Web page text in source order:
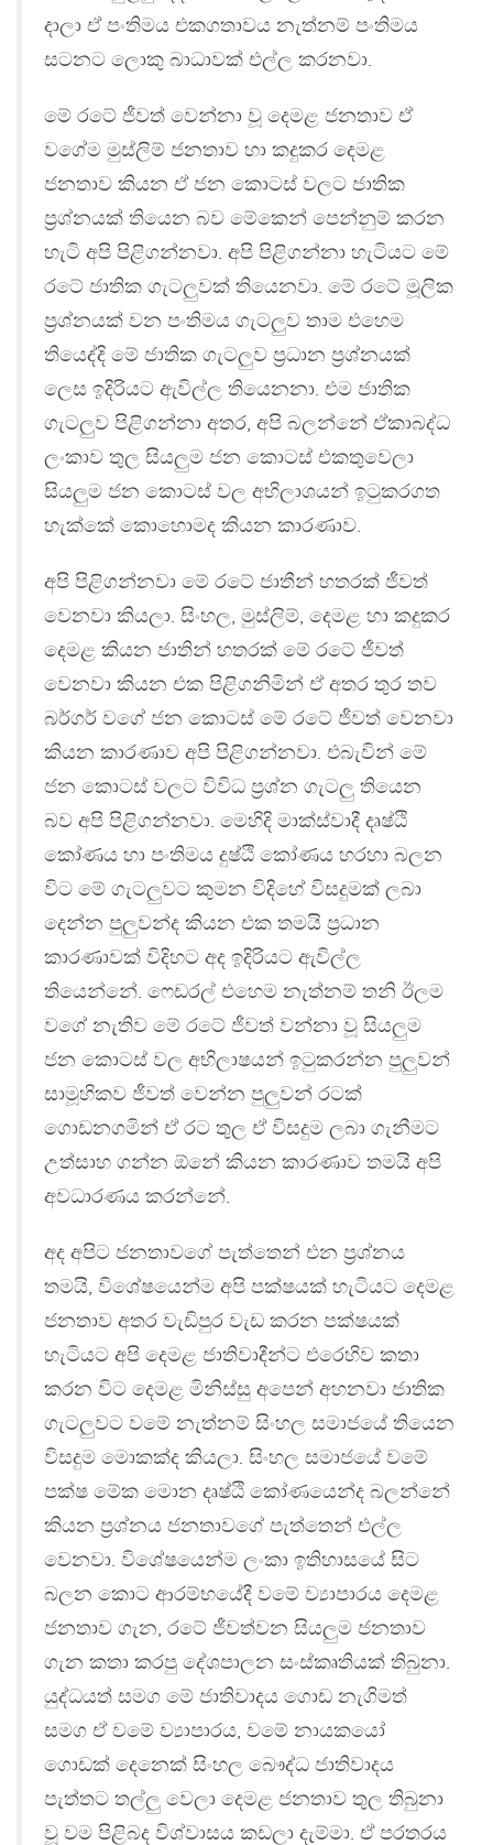
දාලා ඒ පංතිමය එකගතාවය නැත්නම් පංතිමය
සටනට ලොකු බාධාවක් එල්ල කරනවා.
මේ රටේ ජීවත් වෙන්නා වූ දෙමළ ජනතාව ඒ
වගේම මුස්ලිම් ජනතාව හා කදුකර දෙමළ
ජනතාව කියන ඒ ජන කොටස් වලට ජාතික
ප‍්‍රශ්නයක් තියෙන බව මේකෙන් පෙන්නුම් කරන
හැටි අපි පිළිගන්නවා. අපි පිළිගන්නා හැටියට මේ
රටේ ජාතික ගැටලුවක් තියෙනවා. මේ රටේ මූලික
ප‍්‍රශ්නයක් වන පංතිමය ගැටලුව තාම එහෙම
තියෙද්දි මේ ජාතික ගැටලුව ප‍්‍රධාන ප‍්‍රශ්නයක්
ලෙස ඉදිරියට ඇවිල්ල තියෙනනා. එම ජාතික
ගැටලුව පිළිගන්නා අතර, අපි බලන්නේ ඒකාබද්ධ
ලංකාව තුල සියලුම ජන කොටස් එකතුවෙලා
සියලුම ජන කොටස් වල අභිලාශයන් ඉටුකරගත
හැක්කේ කොහොමද කියන කාරණාව.
අපි පිළිගන්නවා මේ රටේ ජාතීන් හතරක් ජීවත්
වෙනවා කියලා. සිංහල, මුස්ලිම්, දෙමළ හා කදුකර
දෙමළ කියන ජාතින් හතරක් මේ රටේ ජීවත්
වෙනවා කියන එක පිළිගනිමින් ඒ අතර තුර තව
බර්ගර් වගේ ජන කොටස් මේ රටේ ජීවත් වෙනවා
කියන කාරණාව අපි පිළිගන්නවා. එබැවින් මේ
ජන කොටස් වලට විවිධ ප‍්‍රශ්න ගැටලු තියෙන
බව අපි පිළිගන්නවා. මෙහිදි මාක්ස්වාදී දෘෂ්ඨි
කෝණය හා පංතිමය දුෂ්ඨි කෝණය හරහා බලන
විට මේ ගැටලුවට කුමන විදිහේ විසදුමක් ලබා
දෙන්න පුලුවන්ද කියන එක තමයි ප‍්‍රධාන
කාරණාවක් විදිහට අද ඉදිරියට ඇවිල්ල
තියෙන්නේ. ෆෙඩරල් එහෙම නැත්නම් තනි ඊලම
වගේ නැතිව මේ රටේ ජීවත් වන්නා වූ සියලුම
ජන කොටස් වල අභිලාෂයන් ඉටුකරන්න පුලුවන්
සාමූහිකව ජීවත් වෙන්න පුලුවන් රටක්
ගොඩනගමින් ඒ රට තුල ඒ විසදුම ලබා ගැනීමට
උත්සාහ ගන්න ඕනේ කියන කාරණාව තමයි අපි
අවධාරණය කරන්නේ.
අද අපිට ජනතාවගේ පැත්තෙන් එන ප‍්‍රශ්නය
තමයි, විශේෂයෙන්ම අපි පක්ෂයක් හැටියට දෙමළ
ජනතාව අතර වැඩිපුර වැඩ කරන පක්ෂයක්
හැටියට අපි දෙමළ ජාතිවාදීන්ට එරෙහිව කතා
කරන විට දෙමළ මිනිස්සු අපෙන් අහනවා ජාතික
ගැටලුවට වමේ නැත්නම් සිංහල සමාජයේ තියෙන
විසදුම මොකක්ද කියලා. සිංහල සමාජයේ වමේ
පක්ෂ මේක මොන දෘෂ්ඨි කෝණයෙන්ද බලන්නේ
කියන ප‍්‍රශ්නය ජනතාවගේ පැත්තෙන් එල්ල
වෙනවා. විශේෂයෙන්ම ලංකා ඉතිහාසයේ සිට
බලන කොට ආරම්භයේදී වමේ ව්‍යාපාරය දෙමළ
ජනතාව ගැන, රටේ ජීවත්වන සියලුම ජනතාව
ගැන කතා කරපු දේශපාලන සංස්කෘතියක් තිබුනා.
යුද්ධයත් සමග මේ ජාතිවාදය ගොඩ නැගිමත්
සමග ඒ වමේ ව්‍යාපාරය, වමේ නායකයෝ
ගොඩක් දෙනෙක් සිංහල බෞද්ධ ජාතිවාදය
පැත්තට තල්ලු වෙලා දෙමළ ජනතාව තුල තිබුනා
වූ වම පිළිබද විශ්වාසය කඩලා දැම්මා. ඒ පරතරය